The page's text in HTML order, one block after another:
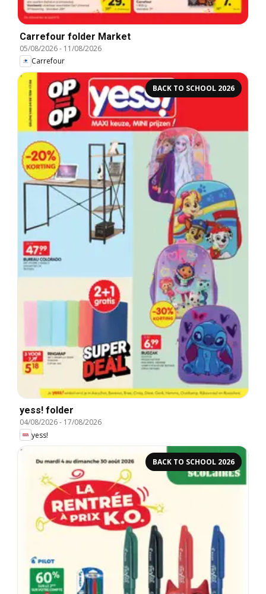
Carrefour folder Market
05/08/2026- 11/08/2026
Carrefour
BACK TO SCHOOL 2026
yess! folder
04/08/2026- 17/08/2026
yess!
BACK TO SCHOOL 2026